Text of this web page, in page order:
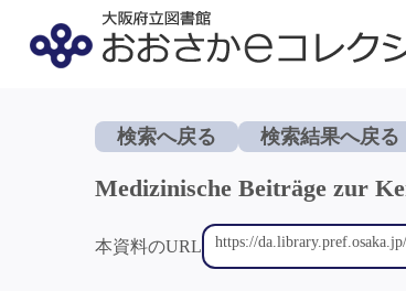
検索へ戻る 検索結果へ戻る
Medizinische Beiträge zur
本資料のURL